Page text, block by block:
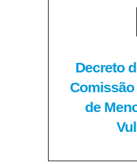
Decreto
Comissão
de